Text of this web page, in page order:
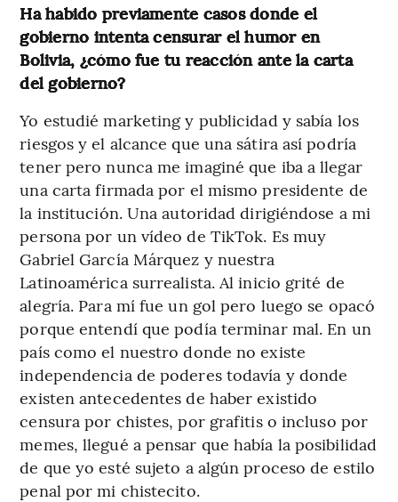
Ha habido previamente casos donde el
gobierno intenta censurar el humor en
Bolivia, ¿cómo fue tu reacción ante la carta
del gobierno?
Yo estudié marketing y publicidad y sabía los
riesgos y el alcance que una sátira así podría
tener pero nunca me imaginé que iba a llegar
una carta firmada por el mismo presidente de
la institución. Una autoridad dirigiéndose a mi
persona por un vídeo de TikTok. Es muy
Gabriel García Márquez y nuestra
Latinoamérica surrealista. Al inicio grité de
alegría. Para mí fue un gol pero luego se opacó
porque entendí que podía terminar mal. En un
país como el nuestro donde no existe
independencia de poderes todavía y donde
existen antecedentes de haber existido
censura por chistes, por grafitis o incluso por
memes, llegué a pensar que había la posibilidad
de que yo esté sujeto a algún proceso de estilo
penal por mi chistecito.